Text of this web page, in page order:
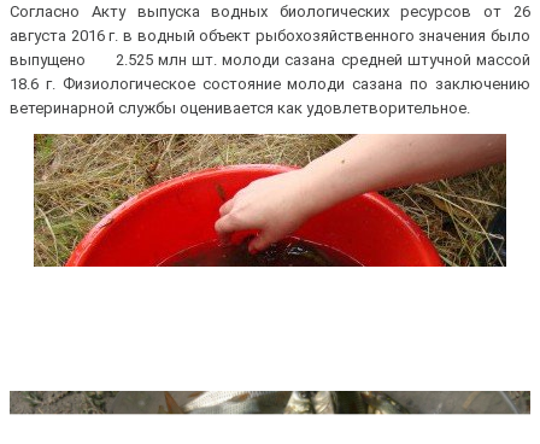
Согласно Акту выпуска водных биологических ресурсов от 26
августа 2016 г. в водный объект рыбохозяйственного значения было
выпущено 2.525 млн шт. молоди сазана средней штучной массой
18.6 г. Физиологическое состояние молоди сазана по заключению
ветеринарной службы оценивается как удовлетворительное.